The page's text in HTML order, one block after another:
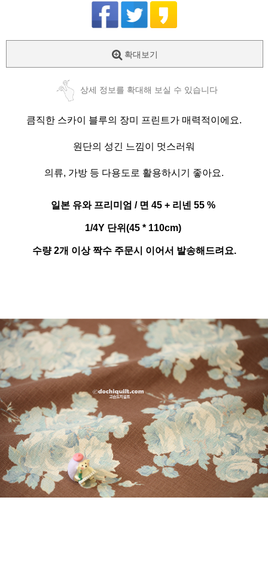
확대보기
상세 정보를 확대해 보실 수 있습니다
큼직한 스카이 블루의 장미 프린트가 매력적이에요.
원단의 성긴 느낌이 멋스러워
의류, 가방 등 다용도로 활용하시기 좋아요.
일본 유와 프리미엄 / 면 45 + 리넨 55 %
1/4Y 단위(45 * 110cm)
수량 2개 이상 짝수 주문시 이어서 발송해드려요.